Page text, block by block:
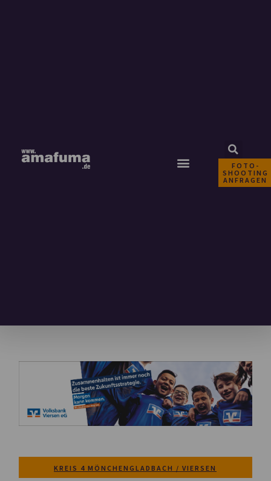
FOTO-
SHOOTING
ANFRAGEN
KREIS 4 MÖNCHENGLADBACH / VIERSEN